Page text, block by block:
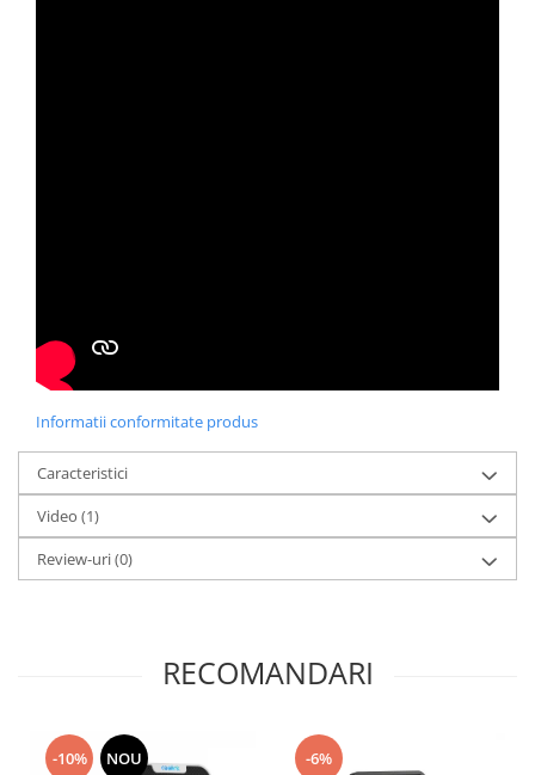
Informatii conformitate produs
Caracteristici
Video (1)
Review-uri(0)
RECOMANDARI
-10% NOU -6%